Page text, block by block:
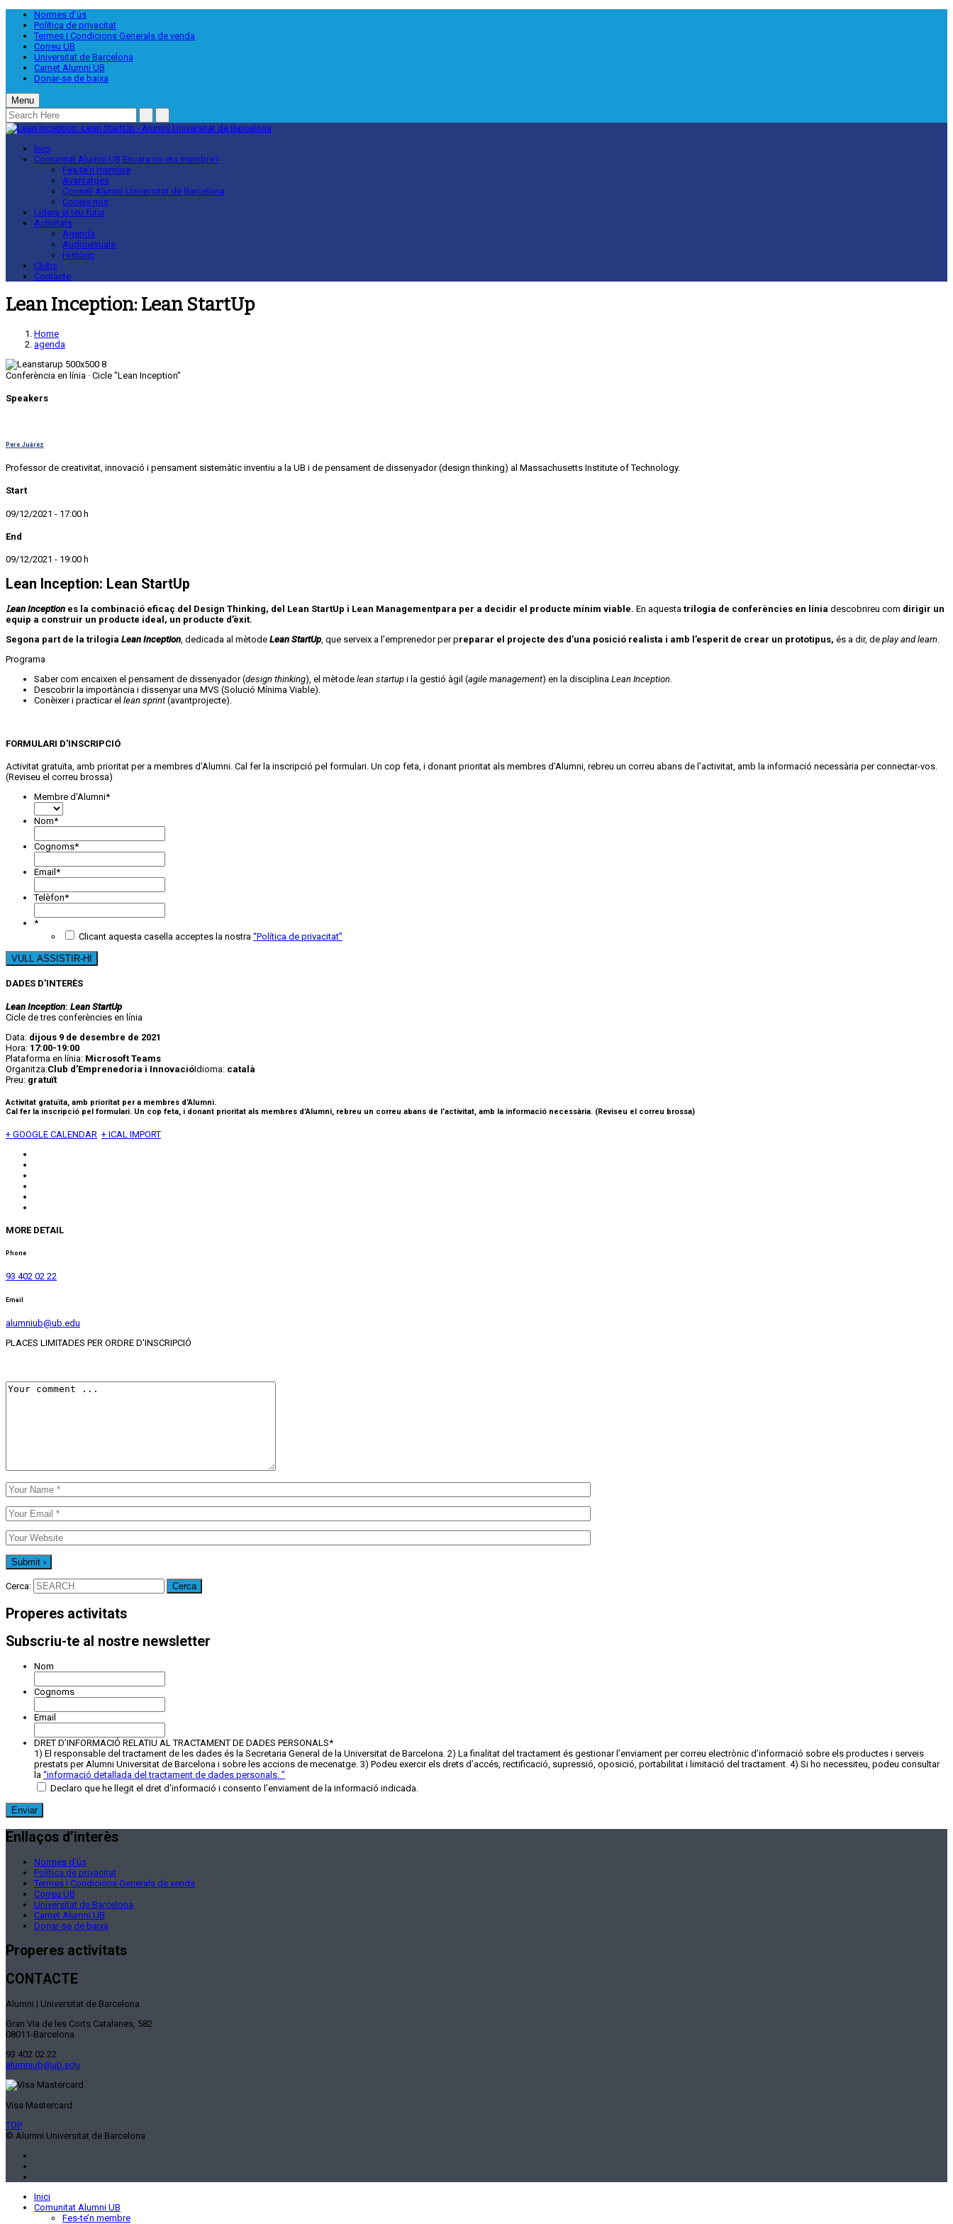
Normes d’ús
Política de privacitat
Termes i Condicions Generals de venda
Correu UB
Universitat de Barcelona
Carnet Alumni UB
Donar-se de baixa
Menu
Inici
Comunitat Alumni UB Encara no ets membre?
Fes-te’n membre
Avantatges
Consell Alumni Universitat de Barcelona
Coneix-nos
Lidera el teu futur
Activitats
Agenda
Audiovisuals
Històric
Clubs
Contacte
Lean Inception: Lean StartUp
Home
agenda
Conferència en línia · Cicle "Lean Inception"
Speakers
Pere Juárez
Professor de creativitat, innovació i pensament sistemàtic inventiu a la UB i de pensament de dissenyador (design thinking) al Massachusetts Institute of Technology.
Start
09/12/2021 - 17:00 h
End
09/12/2021 - 19:00 h
Lean Inception: Lean StartUp
Lean Inception es la combinació eficaç del Design Thinking, del Lean StartUp i Lean Managementpara per a decidir el producte mínim viable. En aquesta trilogia de conferències en línia descobrireu com dirigir un
equip a construir un producte ideal, un producte d’èxit.
Segona part de la trilogia Lean Inception, dedicada al mètode Lean StartUp, que serveix a l’emprenedor per preparar el projecte des d’una posició realista i amb l’esperit de crear un prototipus, és a dir, de play and learn.
Programa
Saber com encaixen el pensament de dissenyador (design thinking), el mètode lean startup i la gestió àgil (agile management) en la disciplina Lean Inception.
Descobrir la importància i dissenyar una MVS (Solució Mínima Viable).
Conèixer i practicar el lean sprint(avantprojecte).
FORMULARI D'INSCRIPCIÓ
Activitat gratuïta, amb prioritat per a membres d'Alumni. Cal fer la inscripció pel formulari. Un cop feta, i donant prioritat als membres d’Alumni, rebreu un correu abans de l’activitat, amb la informació necessària per connectar-vos.
(Reviseu el correu brossa)
Membre d'Alumni*
Nom*
Cognoms*
Email *
Telèfon*
*
Clicant aquesta casella acceptes la nostra “Política de privacitat”
DADES D'INTERÈS
Lean Inception: Lean StartUp
Cicle de tres conferències en línia
Data: dijous 9 de desembre de 2021
Hora: 17:00-19:00
Plataforma en línia: Microsoft Teams
Organitza:Club d’Emprenedoria i InnovacióIdioma: català
Preu: gratuït
Activitat gratuïta, amb prioritat per a membres d’Alumni.
Cal fer la inscripció pel formulari. Un cop feta, i donant prioritat als membres d’Alumni, rebreu un correu abans de l’activitat, amb la informació necessària. (Reviseu el correu brossa)
+ GOOGLE CALENDAR + ICAL IMPORT
MORE DETAIL
Phone
93 402 02 22
Email
alumniub@ub.edu
PLACES LIMITADES PER ORDRE D'INSCRIPCIÓ
Cerca:
Properes activitats
Subscriu-te al nostre newsletter
Nom
Cognoms
Email
DRET D’INFORMACIÓ RELATIU AL TRACTAMENT DE DADES PERSONALS*
1) El responsable del tractament de les dades és la Secretaria General de la Universitat de Barcelona. 2) La finalitat del tractament és gestionar l’enviament per correu electrònic d’informació sobre els productes i serveis
prestats per Alumni Universitat de Barcelona i sobre les accions de mecenatge. 3) Podeu exercir els drets d’accés, rectificació, supressió, oposició, portabilitat i limitació del tractament. 4) Si ho necessiteu, podeu consultar
la “informació detallada del tractament de dades personals. ”
Declaro que he llegit el dret d’informació i consento l’enviament de la informació indicada.
Enllaços d’interès
Normes d’ús
Política de privacitat
Termes i Condicions Generals de venda
Correu UB
Universitat de Barcelona
Carnet Alumni UB
Donar-se de baixa
Properes activitats
CONTACTE
Alumni | Universitat de Barcelona
Gran Via de les Corts Catalanes, 582
08011-Barcelona
93 402 02 22
alumniub@ub.edu
Visa Mastercard
TOP
© Alumni Universitat de Barcelona
Inici
Comunitat Alumni UB
Fes-te’n membre